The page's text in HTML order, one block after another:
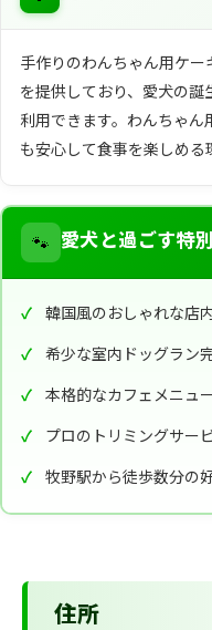
手作りのわんちゃん用ケ
を提供しており、愛犬の
利用できます。わんちゃ
も安心して食事を楽しめる
🐾 愛犬と過ごす特
韓国風のおしゃれな店
希少な室内ドッグラン
本格的なカフェメニュ
プロのトリミングサー
牧野駅から徒歩数分の
住所